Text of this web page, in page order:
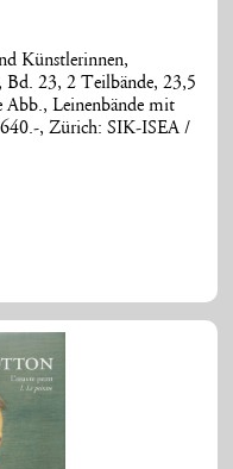
Künstlerinnen,
Bd. 23, 2 Teilbände, 23,5
Abb., Leinenbände mit
, Zürich: SIK-ISEA /